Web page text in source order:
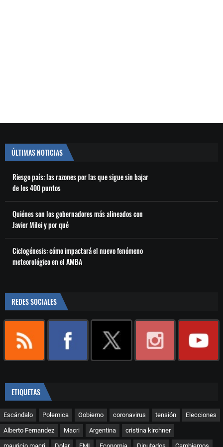
ÚLTIMAS NOTICIAS
Riesgo país: las razones por las que sigue sin bajar
de los 400 puntos
Quiénes son los gobernadores más alineados con
Javier Milei y por qué
Ciclogénesis: cómo impactará el nuevo fenómeno
meteorológico en el AMBA
REDES SOCIALES
ETIQUETAS
Escándalo Polemica Gobierno coronavirus tensión Elecciones
Alberto Fernandez Macri Argentina cristina kirchner